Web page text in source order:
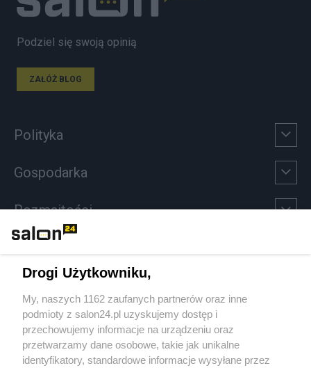
Podziel się swoją opinią
ZAŁÓŻ BLOG
Polityka
Gospodarka
Rozmaitości
Sport
Społeczeństwo
Kultura
Drogi Użytkowniku,
My, naszych 1162 zaufanych partnerów oraz inne
podmioty z salon24.pl uzyskujemy dostęp i
przechowujemy informacje na urządzeniu oraz
przetwarzamy dane osobowe, takie jak unikalne
identyfikatory, standardowe informacje wysyłane przez